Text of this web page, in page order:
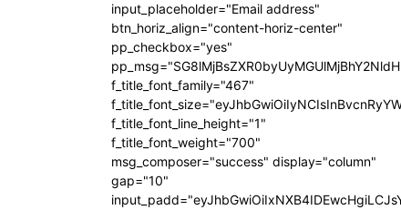
input_placeholder="Email address"
btn_horiz_align="content-horiz-center"
pp_checkbox="yes"
f_title_font_family="467"
f_title_font_line_height="1"
f_title_font_weight="700"
msg_composer="success" display="column"
gap="10"